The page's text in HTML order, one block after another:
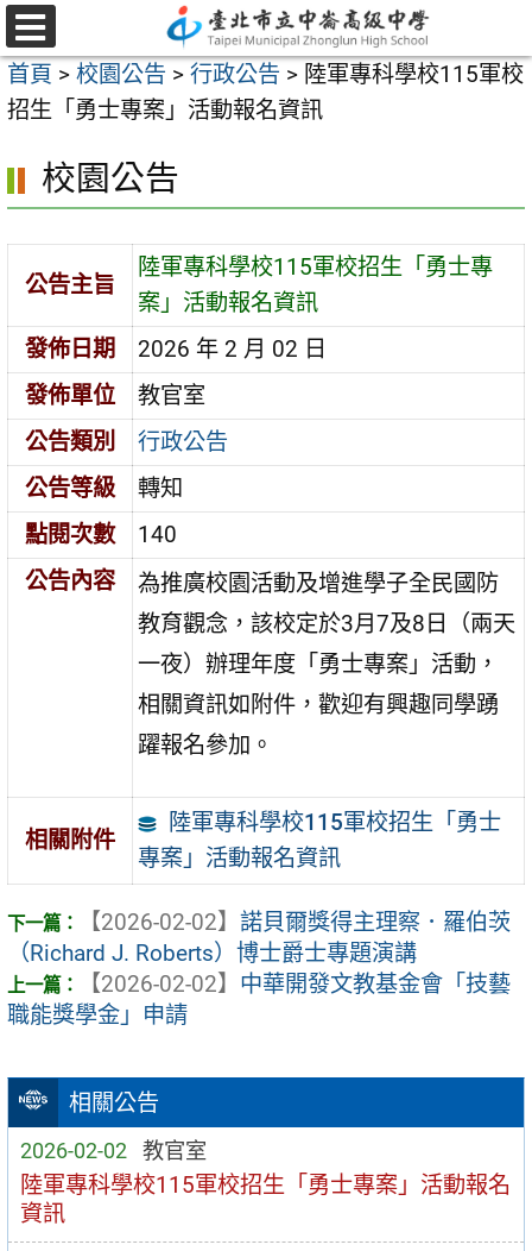
跳
至
主
要
容
選
單
首頁 > 校園公告 > 行政公告 > 陸軍專科學校115軍校
招生「勇士專案」活動報名資訊
相關公告
2026-02-02 教官室
陸軍專科學校115軍校招生「勇士專案」活動報名
資訊
校園公告
公告主旨
陸軍專科學校115軍校招生「勇士專
案」活動報名資訊
發佈日期
2026 年 2 月 02 日
發佈單位
教官室
公告類別
行政公告
公告等級
轉知
點閱次數
140
公告內容
為推廣校園活動及增進學子全民國防
教育觀念，該校定於3月7及8日（兩天
一夜）辦理年度「勇士專案」活動，
相關資訊如附件，歡迎有興趣同學踴
躍報名參加。
相關附件
陸軍專科學校115軍校招生「勇士
專案」活動報名資訊
【2026-02-02】 諾貝爾獎得主理察．羅伯茨
（Richard J. Roberts）博士爵士專題演講
【2026-02-02】 中華開發文教基金會「技藝
職能獎學金」申請